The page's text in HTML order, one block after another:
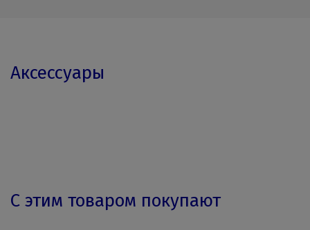
Аксессуары
С этим товаром покупают